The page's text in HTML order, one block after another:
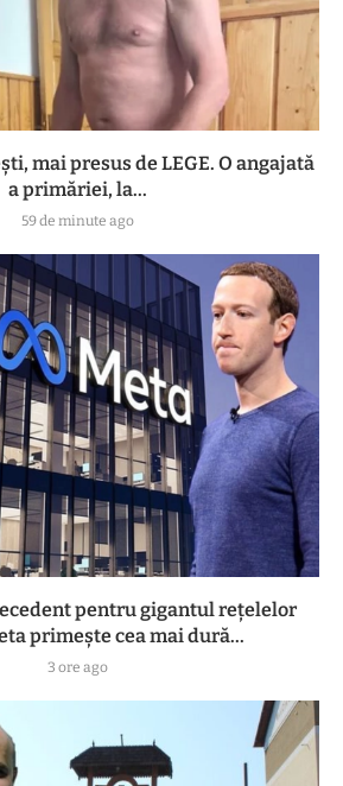
mai presus de LEGE. O angajată
a primăriei, la...
59 de minute ago
pentru gigantul rețelelor
primește cea mai dură...
3 ore ago